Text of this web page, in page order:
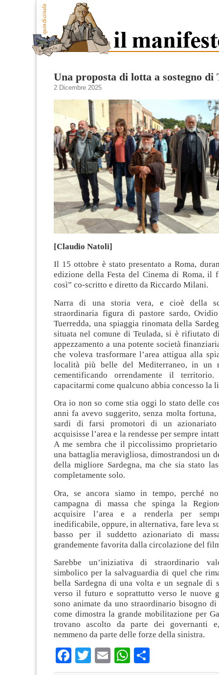
Una proposta di lotta a sostegno di
2 Dicembre 2025
[Claudio Natoli]
Il 15 ottobre è stato presentato a Roma,
edizione della Festa del Cinema di Roma, il
così” co-scritto e diretto da Riccardo Milani.
Narra di una storia vera, e cioè della
straordinaria figura di pastore sardo,
Tuerredda, una spiaggia rinomata della
situata nel comune di Teulada, si è rifiutato
appezzamento a una potente società
che voleva trasformare l’area attigua alla
località più belle del Mediterraneo, in un
cementificando orrendamente il
capacitarmi come qualcuno abbia concesso la
Ora io non so come stia oggi lo stato delle
anni fa avevo suggerito, senza molta
sardi di farsi promotori di un
acquisisse l’area e la rendesse per sempre
A me sembra che il piccolissimo
una battaglia meravigliosa, dimostrandosi un
della migliore Sardegna, ma che sia stato
completamente solo.
Ora, se ancora siamo in tempo, perché
campagna di massa che spinga la
acquisire l’area e a renderla per
inedificabile, oppure, in alternativa, fare leva
basso per il suddetto azionariato di
grandemente favorita dalla circolazione del
Sarebbe un’iniziativa di straordinario
simbolico per la salvaguardia di quel che
bella Sardegna di una volta e un segnale di
verso il futuro e soprattutto verso le nuove
sono animate da uno straordinario bisogno di
come dimostra la grande mobilitazione per
trovano ascolto da parte dei governanti
nemmeno da parte delle forze della sinistra.
Facebook
TwitterEmailWhatsApp